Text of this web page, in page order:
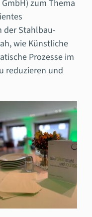
zum Thema
der Stahlbau-
wie Künstliche
Prozesse im
reduzieren und